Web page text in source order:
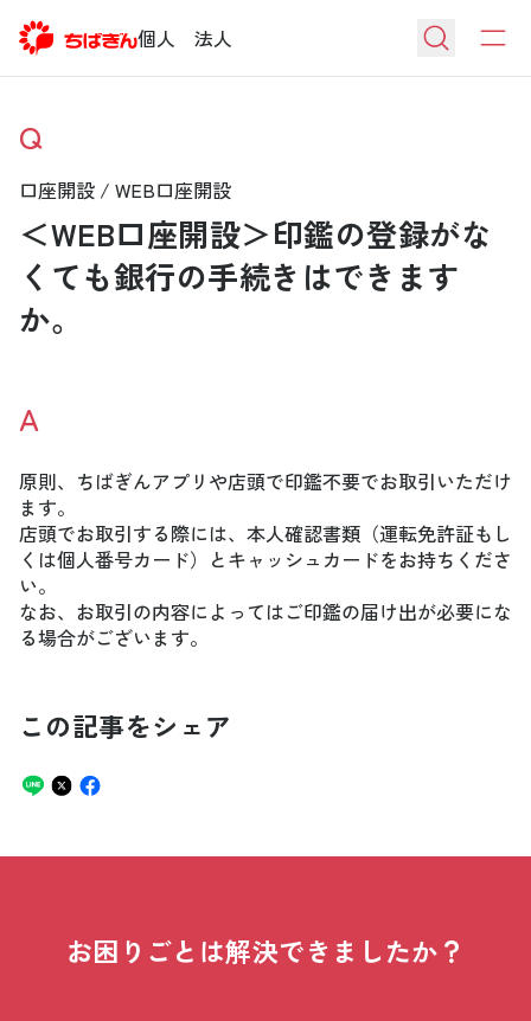
個人 法人
Q
口座開設 / WEB口座開設
＜WEB口座開設＞印鑑の登録がな
くても銀行の手続きはできます
か。
A
原則、ちばぎんアプリや店頭で印鑑不要でお取引いただけ
ます。
店頭でお取引する際には、本人確認書類（運転免許証もし
くは個人番号カード）とキャッシュカードをお持ちくださ
い。
なお、お取引の内容によってはご印鑑の届け出が必要にな
る場合がございます。
この記事をシェア
お困りごとは解決できましたか？